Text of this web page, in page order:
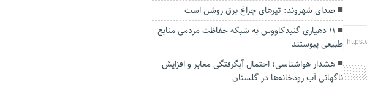
صدای شهروند: تیرهای چراغ برق روشن است
۱۱ دهیاری گنبدکاووس به شبکه حفاظت مردمی منابع
طبیعی پیوستند
هشدار هواشناسی؛ احتمال آبگرفتگی معابر و افزایش
ناگهانی آب رودخانه‌ها در گلستان